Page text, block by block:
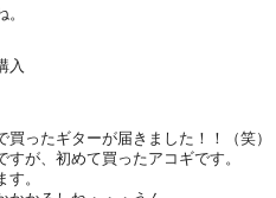
入
ったギターが届きました！！（笑）
すが、初めて買ったアコギです。
。